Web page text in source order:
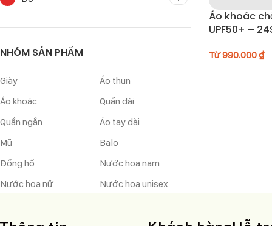
NHÓM SẢN PHẨM
Giày
Áo thun
Áo khoác
Quần dài
Quần ngắn
Áo tay dài
Mũ
Balo
Đồng hồ
Nước hoa nam
Nước hoa nữ
Nước hoa unisex
Áo khoác
UPF50+ –
Từ990.000₫